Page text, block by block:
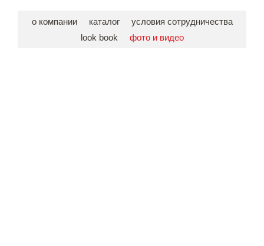
о компании каталог
условия сотрудничества
look book
фото и видео